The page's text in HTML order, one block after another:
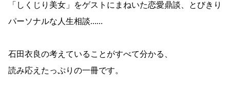
「しくじり美女」をゲストにまねいた恋愛鼎談、とびきり
パーソナルな人生相談……
石田衣良の考えていることがすべて分かる、
読み応えたっぷりの一冊です。